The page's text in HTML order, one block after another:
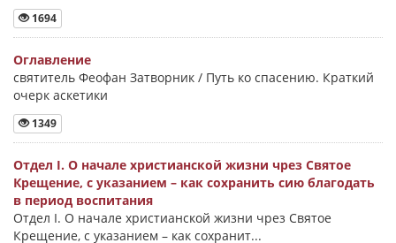
1694
Оглавление
святитель Феофан Затворник / Путь ко спасению. Краткий
очерк аскетики
1349
Отдел I. О начале христианской жизни чрез Святое
Крещение, с указанием – как сохранить сию благодать
в период воспитания
Отдел I. О начале христианской жизни чрез Святое
Крещение, с указанием – как сохранит...